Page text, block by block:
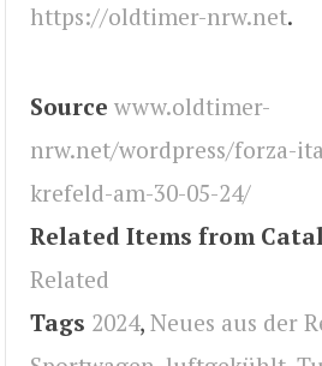
https://oldtimer-nrw.net.
Source www.oldtimer-
nrw.net/wordpress/forza-
krefeld-am-30-05-24/
Related Items from
Related
Tags 2024, Neues aus der